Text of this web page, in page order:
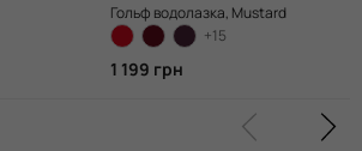
Гольф водолазка, Mustard
+15
1 199 грн